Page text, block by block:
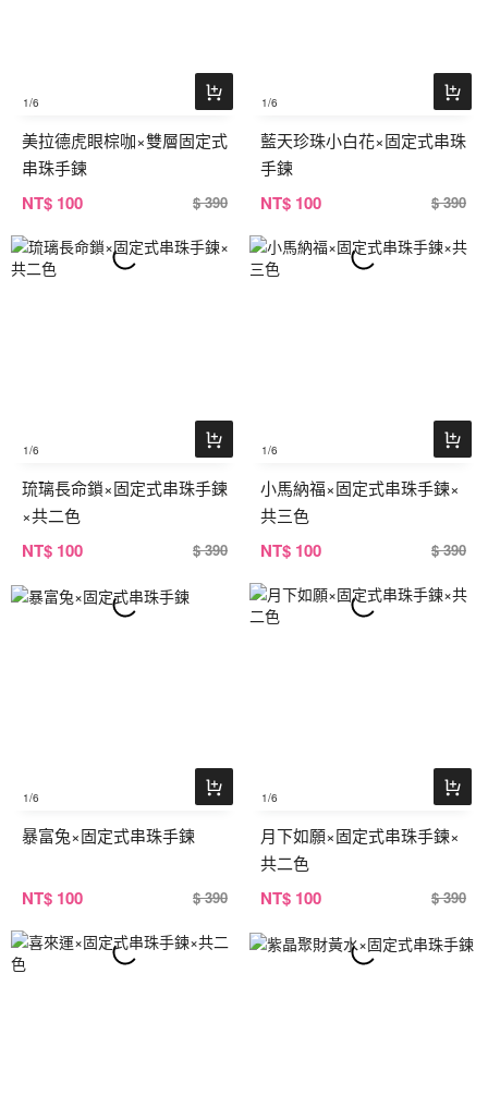
1/6
美拉德虎眼棕咖×雙層固定式
串珠手鍊
NT$ 100 $ 390
1/6
藍天珍珠小白花×固定式串珠
手鍊
NT$ 100 $ 390
1/6
琉璃長命鎖×固定式串珠手鍊
×共二色
NT$ 100 $ 390
1/6
小馬納福×固定式串珠手鍊×
共三色
NT$ 100 $ 390
1/6
暴富兔×固定式串珠手鍊
NT$ 100 $ 390
1/6
月下如願×固定式串珠手鍊×
共二色
NT$ 100 $ 390